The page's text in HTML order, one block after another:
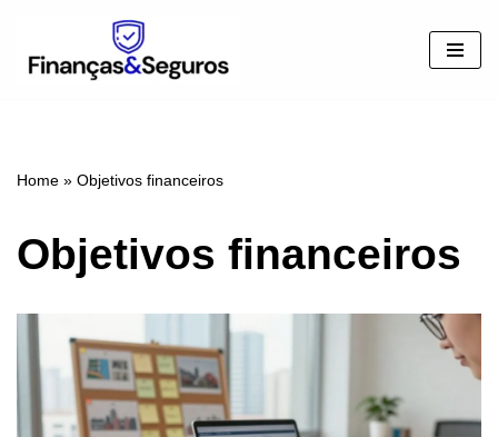
Pular
Home » Objetivos financeiros
Objetivos financeiros